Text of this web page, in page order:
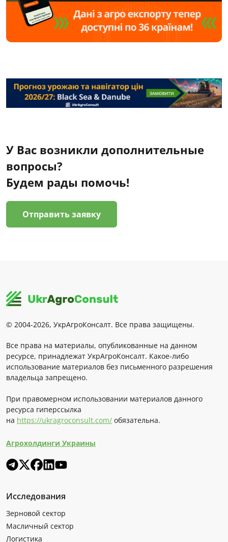
У Вас возникли дополнительные
вопросы?
Будем рады помочь!
Отправить заявку
© 2004-2026, УкрАгроКонсалт. Все права защищены.
Все права на материалы, опубликованные на данном
ресурсе, принадлежат УкрАгроКонсалт. Какое-либо
использование материалов без письменного разрешения
владельца запрещено.
При правомерном использовании материалов данного
ресурса гиперссылка
на https://ukragroconsult.com/ обязательна.
Агрохолдинги Украины
Исследования
Зерновой сектор
Масличный сектор
Логистика